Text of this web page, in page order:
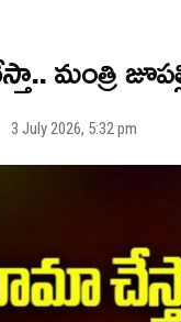
మంత్రి
3 July 2026, 5:32 pm